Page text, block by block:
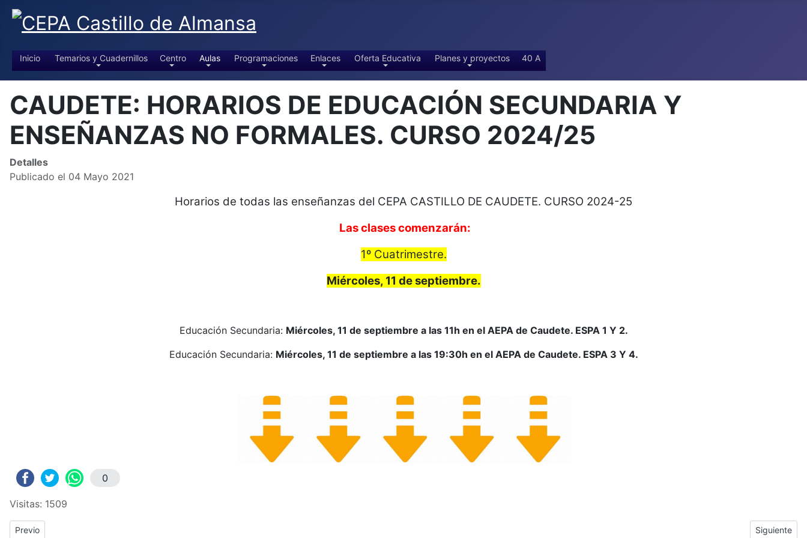
Inicio Temarios y Cuadernillos Centro Aulas Programaciones Enlaces Oferta Educativa Planes y proyectos 40 A
CAUDETE: HORARIOS DE EDUCACIÓN SECUNDARIA Y
ENSEÑANZAS NO FORMALES. CURSO 2024/25
Detalles
Publicado el 04 Mayo 2021
Horarios de todas las enseñanzas del CEPA CASTILLO DE CAUDETE. CURSO 2024-25
Las clases comenzarán:
1º Cuatrimestre.
Miércoles, 11 de septiembre.
Educación Secundaria: Miércoles, 11 de septiembre a las 11h en el AEPA de Caudete. ESPA 1 Y 2.
Educación Secundaria: Miércoles, 11 de septiembre a las 19:30h en el AEPA de Caudete. ESPA 3 Y 4.
0
Visitas: 1509
Previous article: CAUDETE: HORARIOS DE EDUCACIÓN SECUNDARIA Y ENSEÑANZAS NO FORMALES. CURSO 2023/24
Previo Next article:
Siguiente